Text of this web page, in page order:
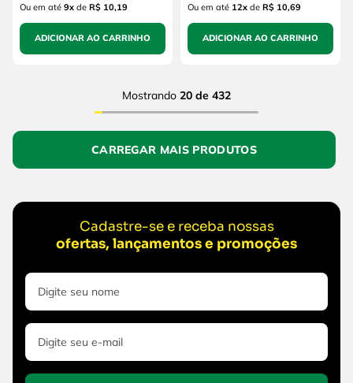
Ou em até 9xde R$ 10,19
ADICIONAR AO CARRINHO
Ou em até 12xde R$ 10,69
ADICIONAR AO CARRINHO
Mostrando 20 de 432
Cadastre-se e receba nossas
ofertas, lançamentos e promoções